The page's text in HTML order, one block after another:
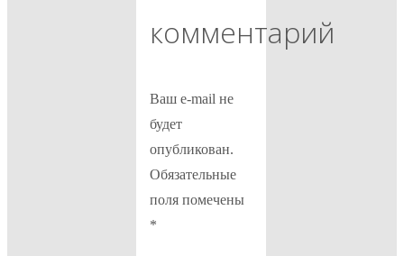
комментарий
Ваш e-mail не
будет
опубликован.
Обязательные
поля помечены
*